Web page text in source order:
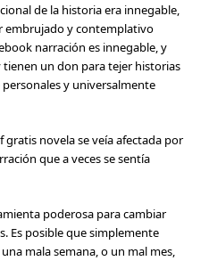
de la historia era innegable,
embrujado y contemplativo
narración es innegable, y
un don para tejer historias
y universalmente
gratis novela se veía afectada por
que a veces se sentía
poderosa para cambiar
Es posible que simplemente
mala semana, o un mal mes,